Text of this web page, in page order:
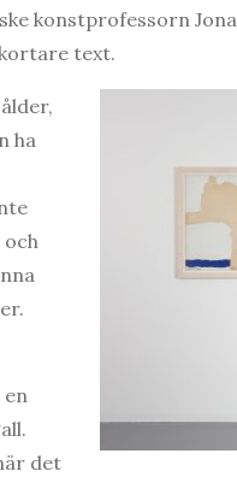
konstprofessorn
text.
ha
en
det